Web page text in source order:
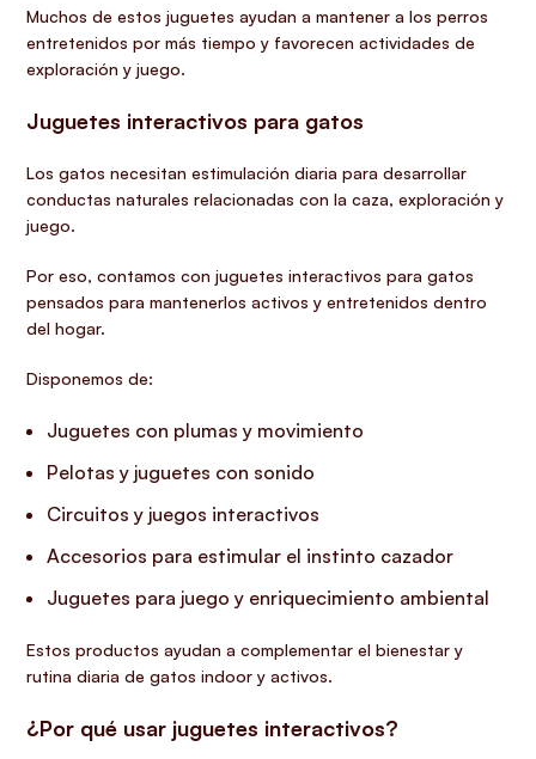
Muchos de estos juguetes ayudan a mantener a los perros
entretenidos por más tiempo y favorecen actividades de
exploración y juego.
Juguetes interactivos para gatos
Los gatos necesitan estimulación diaria para desarrollar
conductas naturales relacionadas con la caza, exploración y
juego.
Por eso, contamos con juguetes interactivos para gatos
pensados para mantenerlos activos y entretenidos dentro
del hogar.
Disponemos de:
Juguetes con plumas y movimiento
Pelotas y juguetes con sonido
Circuitos y juegos interactivos
Accesorios para estimular el instinto cazador
Juguetes para juego y enriquecimiento ambiental
Estos productos ayudan a complementar el bienestar y
rutina diaria de gatos indoor y activos.
¿Por qué usar juguetes interactivos?